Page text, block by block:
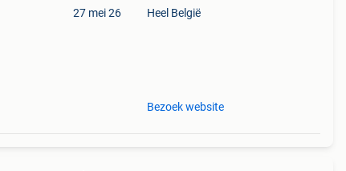
27 mei 26 Heel België
Bezoek website